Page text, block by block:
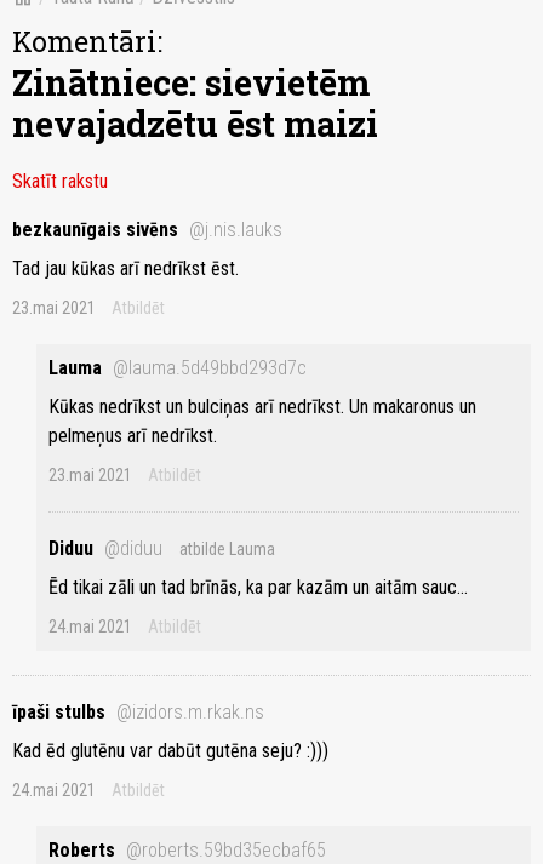
Komentāri:
Zinātniece: sievietēm
nevajadzētu ēst maizi
Skatīt rakstu
bezkaunīgais sivēns @j.nis.lauks
Tad jau kūkas arī nedrīkst ēst.
23.mai 2021 Atbildēt
Lauma @lauma.5d49bbd293d7c
Kūkas nedrīkst un bulciņas arī nedrīkst. Un makaronus un
pelmeņus arī nedrīkst.
23.mai 2021 Atbildēt
Diduu @diduu atbilde Lauma
Ēd tikai zāli un tad brīnās, ka par kazām un aitām sauc...
24.mai 2021 Atbildēt
īpaši stulbs @izidors.m.rkak.ns
Kad ēd glutēnu var dabūt gutēna seju? :)))
24.mai 2021 Atbildēt
Roberts @roberts.59bd35ecbaf65